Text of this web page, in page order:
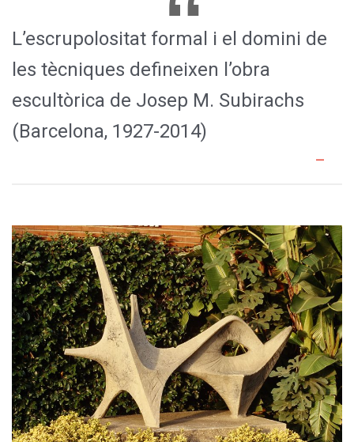
L’escrupolositat formal i el domini de
les tècniques defineixen l’obra
escultòrica de Josep M. Subirachs
(Barcelona, 1927-2014)